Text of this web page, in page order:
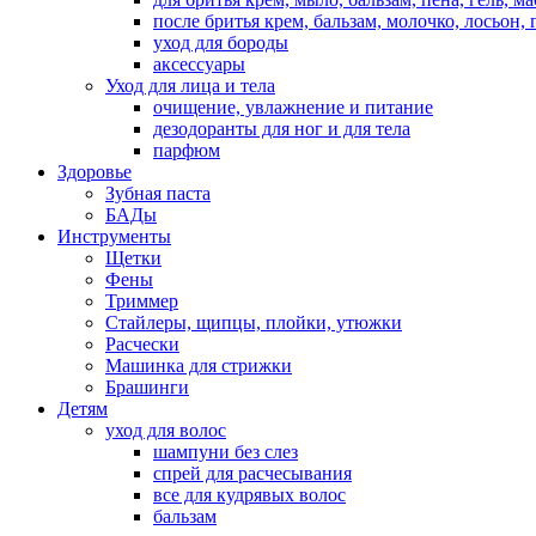
после бритья крем, бальзам, молочко, лосьон,
уход для бороды
аксессуары
Уход для лица и тела
очищение, увлажнение и питание
дезодоранты для ног и для тела
парфюм
Здоровье
Зубная паста
БАДы
Инструменты
Щетки
Фены
Триммер
Стайлеры, щипцы, плойки, утюжки
Расчески
Машинка для стрижки
Брашинги
Детям
уход для волос
шампуни без слез
спрей для расчесывания
все для кудрявых волос
бальзам